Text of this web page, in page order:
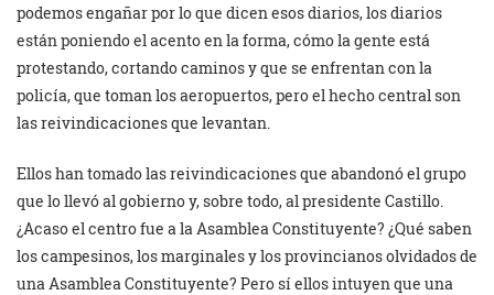
podemos engañar por lo que dicen esos diarios, los diarios
están poniendo el acento en la forma, cómo la gente está
protestando, cortando caminos y que se enfrentan con la
policía, que toman los aeropuertos, pero el hecho central son
las reivindicaciones que levantan.
Ellos han tomado las reivindicaciones que abandonó el grupo
que lo llevó al gobierno y, sobre todo, al presidente Castillo.
¿Acaso el centro fue a la Asamblea Constituyente? ¿Qué saben
los campesinos, los marginales y los provincianos olvidados de
una Asamblea Constituyente? Pero sí ellos intuyen que una